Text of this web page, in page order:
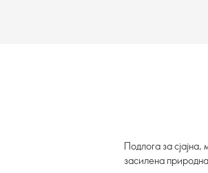
Подлога за
засилена